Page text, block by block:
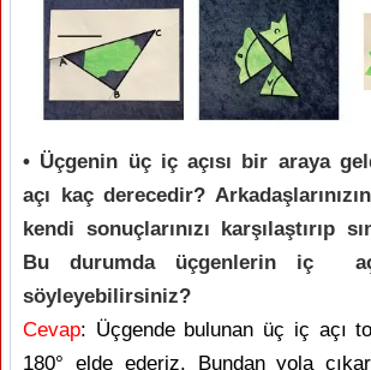
• Üçgenin üç iç açısı bir araya
açı kaç derecedir?
kendi sonuçlarınızı karşılaştırıp
Bu durumda üçgenlerin iç
söyleyebilirsiniz?
Cevap: Üçgende bulunan üç iç açı
180° elde ederiz. Bundan yola